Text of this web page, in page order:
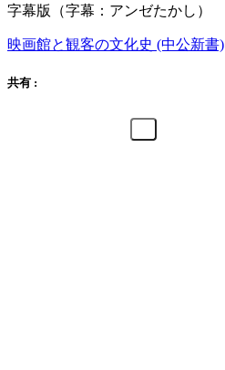
字幕版（字幕：アンゼたかし）
映画館と観客の文化史 (中公新書)
共有 :